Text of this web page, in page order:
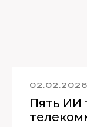
02.02.2026
Пять ИИ